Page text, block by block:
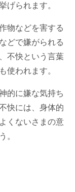
げられます。
物などを害する
どで嫌がられる
不快という言葉
使われます。
的に嫌な気持ち
快には、身体的
くないさまの意
。